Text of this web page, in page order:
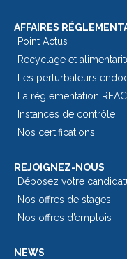
AFFAIRES
Point Actus
Recyclage et
Les perturbateurs
La réglementation
Instances de contrôle
Nos certifications
REJOIGNEZ-NOUS
Déposez votre
Nos offres de stages
Nos offres d’emplois
NEWS